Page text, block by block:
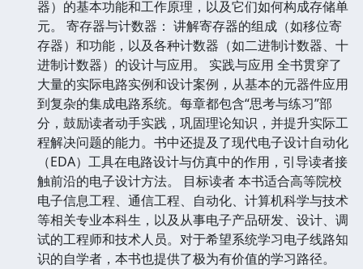
器）的基本功能和工作原理，以及它们如何构成存储单
元。 寄存器与计数器： 讲解寄存器的组成（如移位寄
存器）和功能，以及各种计数器（如二进制计数器、十
进制计数器）的设计与应用。 实践与应用 全书贯穿了
大量的实际电路实例和设计案例，从基本的元器件应用
到复杂的集成电路系统。每章都包含“思考与练习”部
分，鼓励读者动手实践，巩固理论知识，并提升实际工
程解决问题的能力。书中还提及了现代电子设计自动化
（EDA）工具在电路设计与仿真中的作用，引导读者接
触前沿的电子设计方法。 目标读者 本书适合高等院校
电子信息工程、通信工程、自动化、计算机科学与技术
等相关专业本科生，以及从事电子产品研发、设计、调
试的工程师和技术人员。对于希望系统学习电子线路知
识的自学者，本书也提供了极为有价值的学习路径。